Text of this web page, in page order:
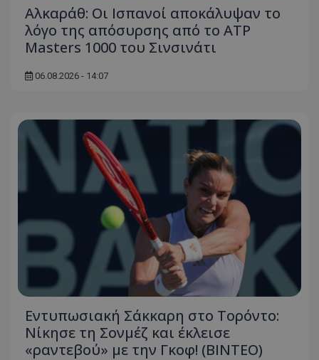
Αλκαράθ: Οι Ισπανοί αποκάλυψαν το
λόγο της απόσυρσης από το ATP
Masters 1000 του Σινσινάτι
06.08.2026 - 14:07
Εντυπωσιακή Σάκκαρη στο Τορόντο:
Νίκησε τη Σονμέζ και έκλεισε
«ραντεβού» με την Γκοφ! (ΒΙΝΤΕΟ)